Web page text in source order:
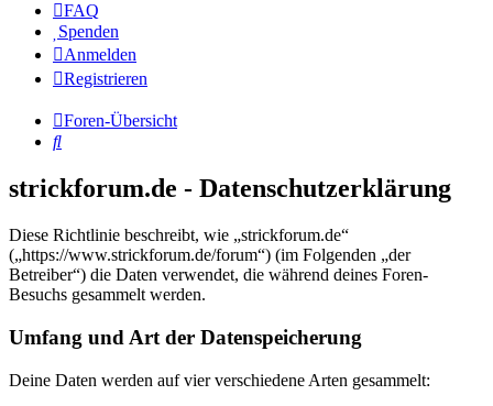
FAQ
Spenden
Anmelden
Registrieren
Foren-Übersicht
Suche
strickforum.de - Datenschutzerklärung
Diese Richtlinie beschreibt, wie „strickforum.de“
(„https://www.strickforum.de/forum“) (im Folgenden „der
Betreiber“) die Daten verwendet, die während deines Foren-
Besuchs gesammelt werden.
Umfang und Art der Datenspeicherung
Deine Daten werden auf vier verschiedene Arten gesammelt: